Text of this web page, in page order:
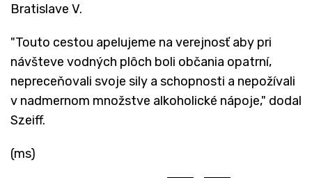
Bratislave V.
"Touto cestou apelujeme na verejnosť aby pri
návšteve vodných plôch boli občania opatrní,
nepreceňovali svoje sily a schopnosti a nepožívali
v nadmernom množstve alkoholické nápoje," dodal
Szeiff.
(ms)